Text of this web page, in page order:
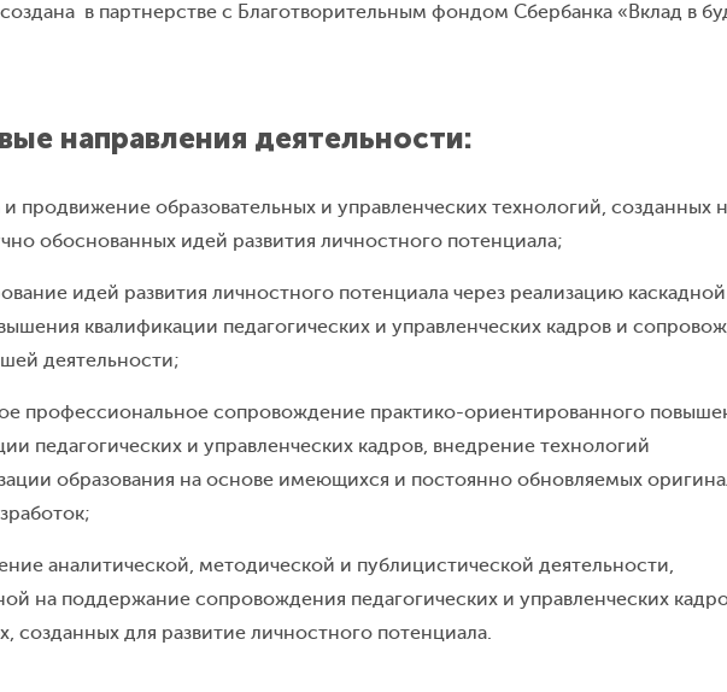
в партнерстве с Благотворительным фондом Сбербанка «Вклад в
направления деятельности:
и продвижение образовательных и управленческих технологий, созданных
обоснованных идей развития личностного потенциала;
идей развития личностного потенциала через реализацию каскадной
квалификации педагогических и управленческих кадров и
деятельности;
профессиональное сопровождение практико-ориентированного
педагогических и управленческих кадров, внедрение технологий
образования на основе имеющихся и постоянно обновляемых
аналитической, методической и публицистической деятельности,
на поддержание сопровождения педагогических и управленческих
созданных для развитие личностного потенциала.